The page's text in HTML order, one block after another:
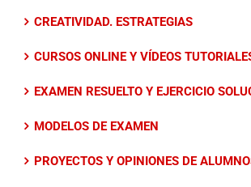
CREATIVIDAD. ESTRATEGIAS
CURSOS ONLINE Y VÍDEOS
EXAMEN RESUELTO Y EJERCICIO
MODELOS DE EXAMEN
PROYECTOS Y OPINIONES DE